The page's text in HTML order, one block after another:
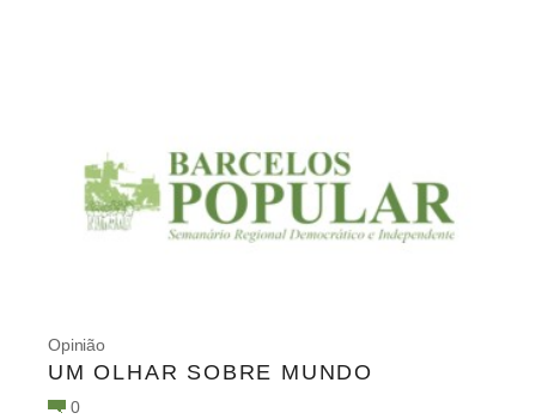
Opinião
UM OLHAR SOBRE MUNDO
0